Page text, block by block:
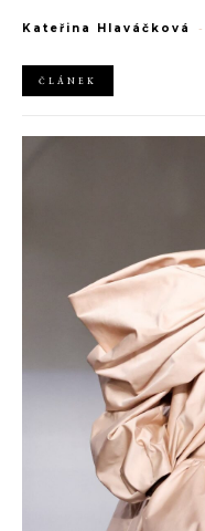
mezitím vydal speciální
Kateřina Hlaváčková -
ČLÁNEK